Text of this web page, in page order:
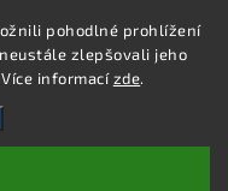
pohodlné prohlížení
zlepšovali jeho
informacízde.
Hledat
-